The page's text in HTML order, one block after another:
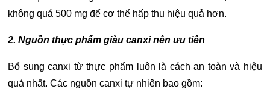
không quá 500 mg để cơ thể hấp thu hiệu quả hơn.
2. Nguồn thực phẩm giàu canxi nên ưu tiên
Bổ sung canxi từ thực phẩm luôn là cách an toàn và hiệu
quả nhất. Các nguồn canxi tự nhiên bao gồm: